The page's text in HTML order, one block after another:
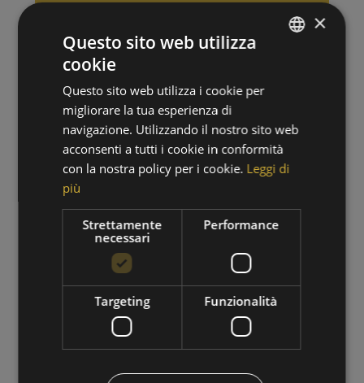
PERIODO DI ESCURSIONI
01/09/2026 - 30/09/2026
VAI ALL'OFFERTA
×
Questo sito web utilizza
cookie
Questo sito web utilizza i cookie per
migliorare la tua esperienza di
navigazione. Utilizzando il nostro sito web
acconsenti a tutti i cookie in conformità
con la nostra policy per i cookie. Leggi di
più
Strettamente
necessari
Performance
Targeting Funzionalità